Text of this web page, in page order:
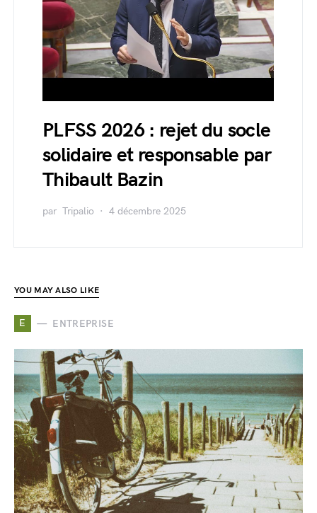
PLFSS 2026 : rejet du socle
solidaire et responsable par
Thibault Bazin
par Tripalio 4 décembre 2025
YOU MAY ALSO LIKE
E ENTREPRISE